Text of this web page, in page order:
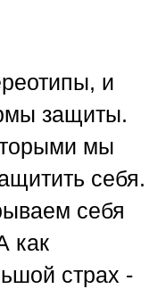
и
защиты.
мы
себя.
себя
как
страх -